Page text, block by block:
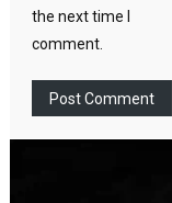
the next time I
comment.